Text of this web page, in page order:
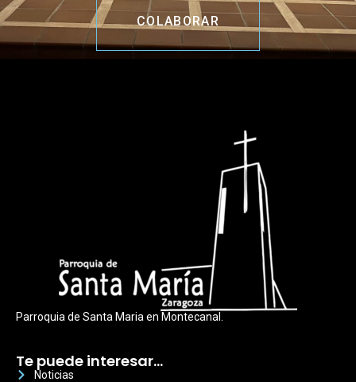
COLABORAR
Parroquia de Santa Maria en Montecanal.
Te puede interesar…
Noticias